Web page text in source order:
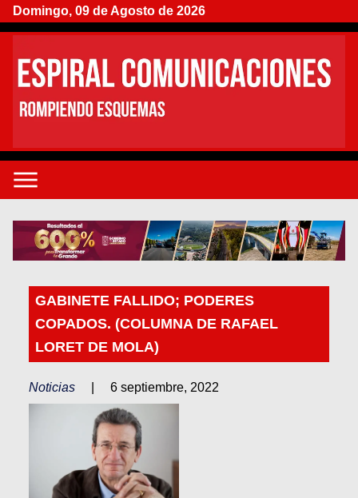
Domingo, 09 de Agosto de 2026
GABINETE FALLIDO; PODERES
COPADOS. (COLUMNA DE RAFAEL
LORET DE MOLA)
Noticias 6 septiembre, 2022